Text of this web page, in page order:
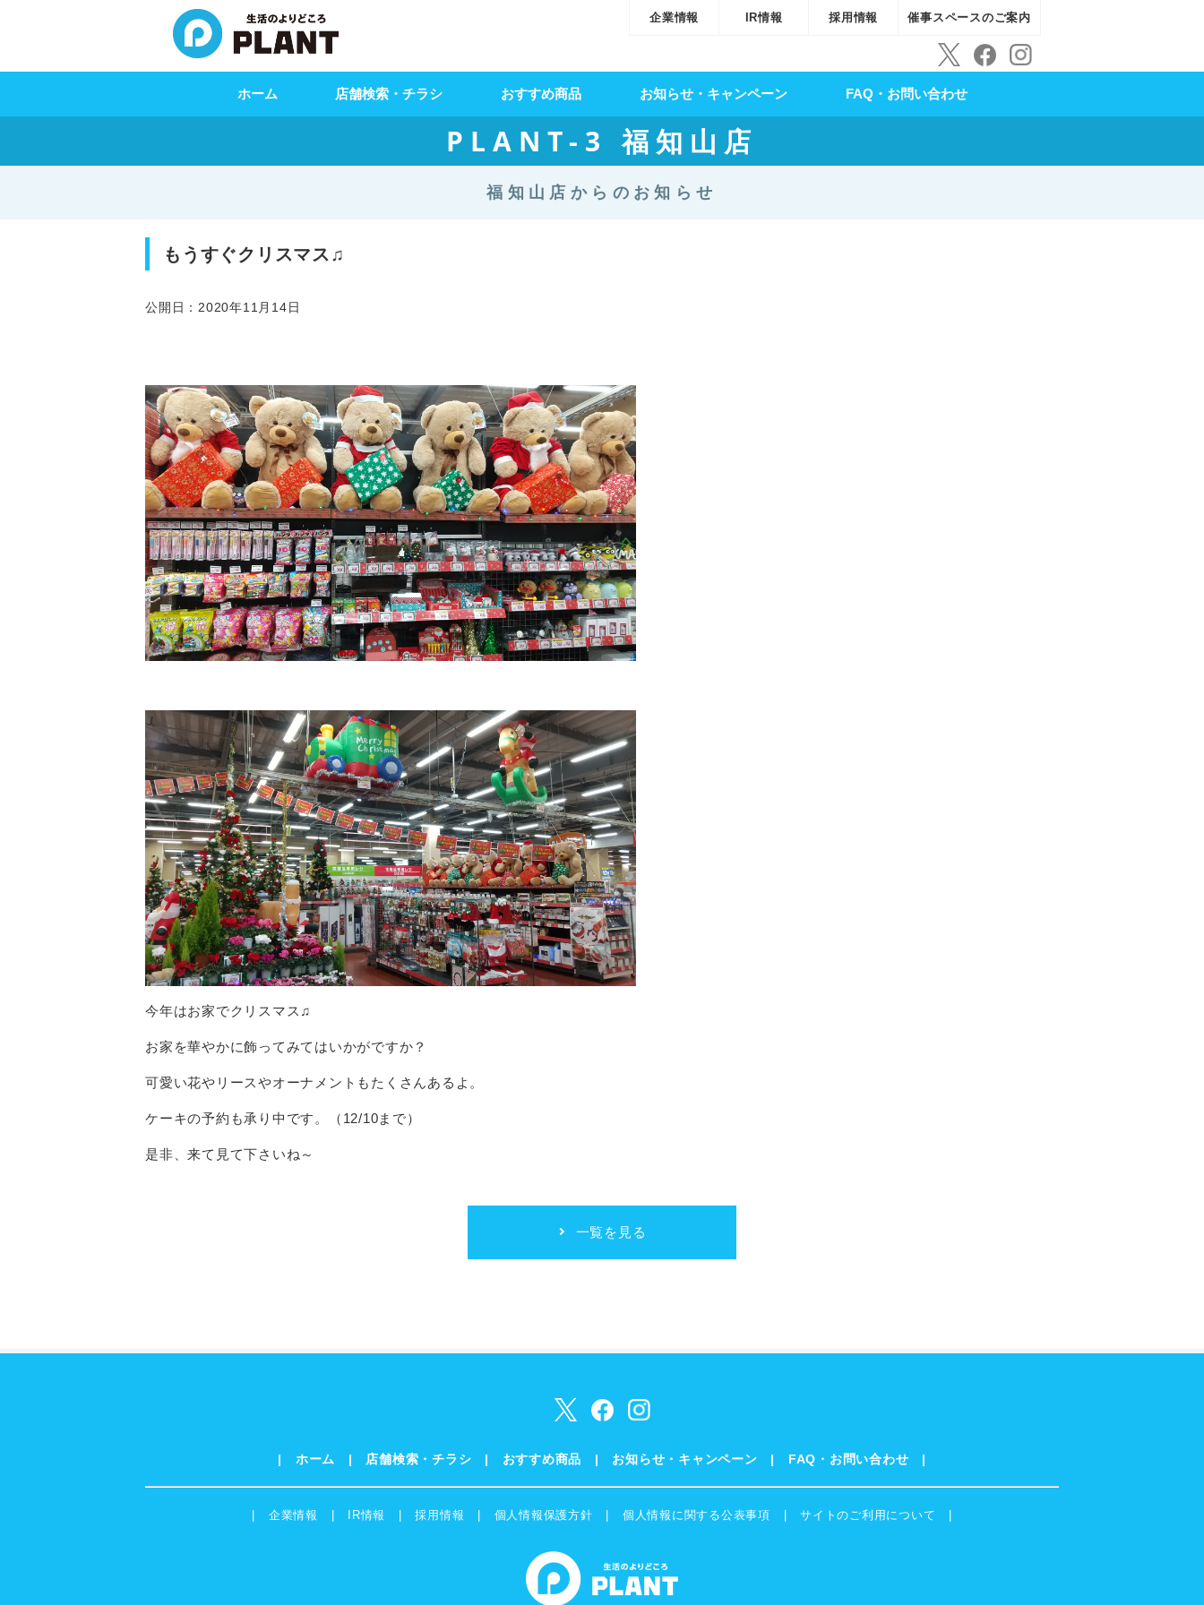
企業情報 IR情報 採用情報 催事スペースのご案内
ホーム 店舗検索・チラシ おすすめ商品 お知らせ・キャンペーン FAQ・お問い合わせ
PLANT-3 福知山店
福知山店からのお知らせ
もうすぐクリスマス♫
公開日：2020年11月14日
今年はお家でクリスマス♫
お家を華やかに飾ってみてはいかがですか？
可愛い花やリースやオーナメントもたくさんあるよ。
ケーキの予約も承り中です。（12/10まで）
是非、来て見て下さいね～
一覧を見る
ホーム 店舗検索・チラシ おすすめ商品 お知らせ・キャンペーン FAQ・お問い合わせ
企業情報 IR情報 採用情報 個人情報保護方針 個人情報に関する公表事項 サイトのご利用について